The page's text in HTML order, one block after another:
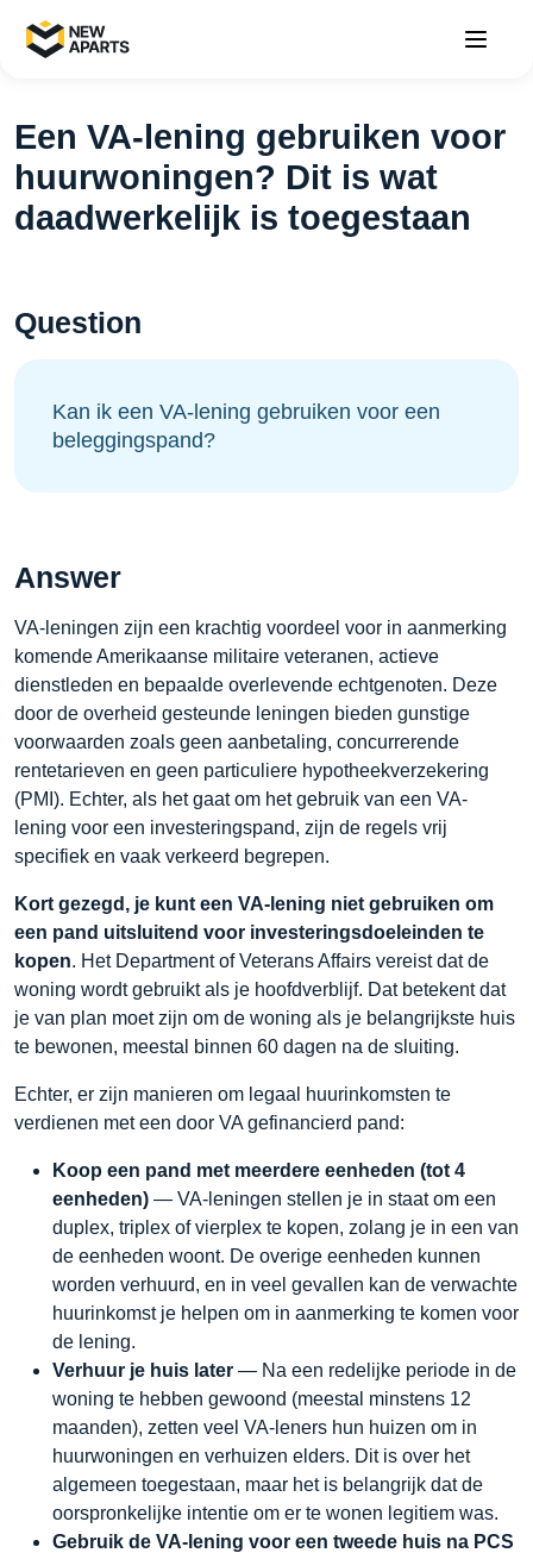
Een VA-lening gebruiken voor
huurwoningen? Dit is wat
daadwerkelijk is toegestaan
Question
Kan ik een VA-lening gebruiken voor een
beleggingspand?
Answer
VA-leningen zijn een krachtig voordeel voor in aanmerking
komende Amerikaanse militaire veteranen, actieve
dienstleden en bepaalde overlevende echtgenoten. Deze
door de overheid gesteunde leningen bieden gunstige
voorwaarden zoals geen aanbetaling, concurrerende
rentetarieven en geen particuliere hypotheekverzekering
(PMI). Echter, als het gaat om het gebruik van een VA-
lening voor een investeringspand, zijn de regels vrij
specifiek en vaak verkeerd begrepen.
Kort gezegd, je kunt een VA-lening niet gebruiken om
een pand uitsluitend voor investeringsdoeleinden te
kopen. Het Department of Veterans Affairs vereist dat de
woning wordt gebruikt als je hoofdverblijf. Dat betekent dat
je van plan moet zijn om de woning als je belangrijkste huis
te bewonen, meestal binnen 60 dagen na de sluiting.
Echter, er zijn manieren om legaal huurinkomsten te
verdienen met een door VA gefinancierd pand:
Koop een pand met meerdere eenheden (tot 4
eenheden) — VA-leningen stellen je in staat om een
duplex, triplex of vierplex te kopen, zolang je in een van
de eenheden woont. De overige eenheden kunnen
worden verhuurd, en in veel gevallen kan de verwachte
huurinkomst je helpen om in aanmerking te komen voor
de lening.
Verhuur je huis later — Na een redelijke periode in de
woning te hebben gewoond (meestal minstens 12
maanden), zetten veel VA-leners hun huizen om in
huurwoningen en verhuizen elders. Dit is over het
algemeen toegestaan, maar het is belangrijk dat de
oorspronkelijke intentie om er te wonen legitiem was.
Gebruik de VA-lening voor een tweede huis na PCS